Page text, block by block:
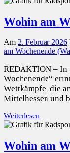
Wohin am
Am 2. Februar 2026
am Wochenende
REDAKTION – In
Wochenende“
Wettkämpfe, die
Mittelhessen und
Weiterlesen
Wohin am